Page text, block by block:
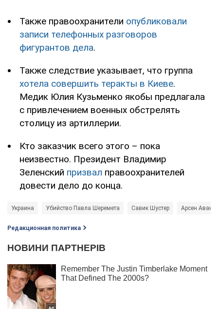
Также правоохранители опубликовали
записи телефонных разговоров
фигурантов дела.
Также следствие указывает, что группа
хотела совершить теракты в Киеве.
Медик Юлия Кузьменко якобы предлагала
с привлечением военных обстрелять
столицу из артиллерии.
Кто заказчик всего этого – пока
неизвестно. Президент Владимир
Зеленский призвал правоохранителей
довести дело до конца.
Украина Убийство Павла Шеремета Савик Шустер Арсен
Редакционная политика